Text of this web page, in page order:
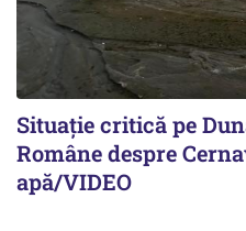
Situație critică pe
Române despre
apă/VIDEO